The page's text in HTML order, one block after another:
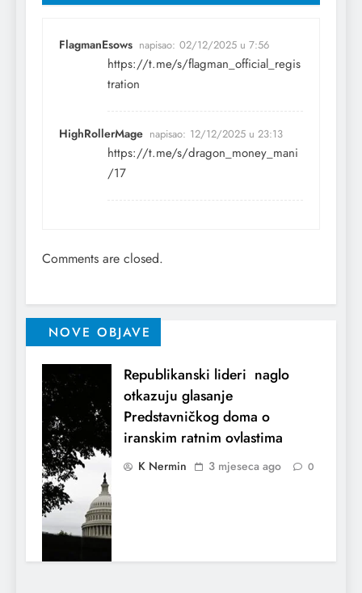
FlagmanEsows napisao: 02/12/2025 u 7:56
https://t.me/s/flagman_official_regis
tration
HighRollerMage napisao: 12/12/2025 u 23:13
https://t.me/s/dragon_money_mani
/17
Comments are closed.
NOVE OBJAVE
Republikanski lideri naglo
otkazuju glasanje
Predstavničkog doma o
iranskim ratnim ovlastima
K Nermin 3 mjeseca ago 0